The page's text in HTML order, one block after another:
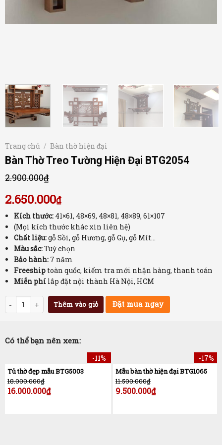
Trang chủ / Bàn thờ hiện đại
Bàn Thờ Treo Tường Hiện Đại BTG2054
2.900.000₫
2.650.000₫
Kích thước: 41×61, 48×69, 48×81, 48×89, 61×107
(Mọi kích thước khác xin liên hệ)
Chất liệu:gỗ Sồi, gỗ Hương, gỗ Gụ, gỗ Mít…
Màu sắc:Tuỳ chọn
Bảo hành: 7 năm
Freeship toàn quốc, kiểm tra mới nhận hàng, thanh toán
Miễn phí lắp đặt nội thành Hà Nội, HCM
Số lượng Thêm vào giỏ Đặt mua ngay
Có thể bạn nên xem:
-11%
Tủ thờ đẹp mẫu BTG5003
18.000.000₫
16.000.000₫
-17%
Mẫu bàn thờ hiện đại BTG1065
11.500.000₫
9.500.000₫